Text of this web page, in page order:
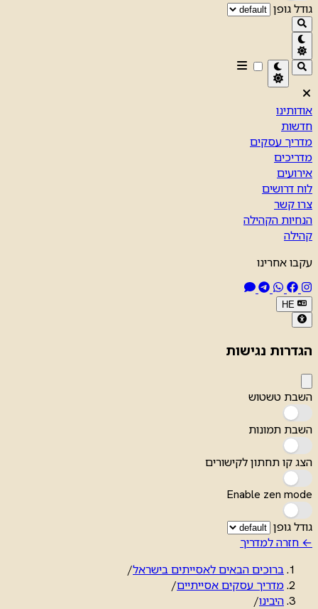
גודל גופן
אודותינו
חדשות
מדריך עסקים
מדריכים
אירועים
לוח דרושים
צרו קשר
הנחיות הקהילה
קהילה
עקבו אחרינו
HE
הגדרות נגישות
השבת טשטוש
השבת תמונות
הצג קו תחתון לקישורים
Enable zen mode
גודל גופן
← חזרה למדריך
ברוכים הבאים לאסייתים בישראל/
מדריך עסקים אסייתיים/
היבינו/